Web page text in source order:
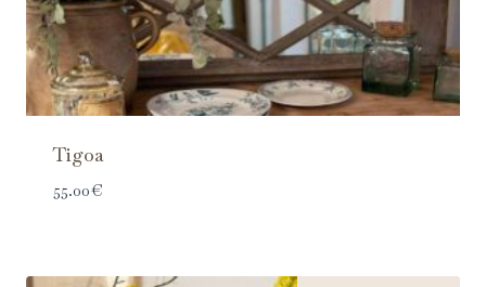
Tigoa
55.00€